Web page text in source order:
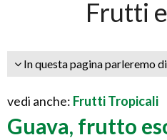
Frutti
In questa pagina parleremo
vedi anche: Frutti Tropicali
Guava, frutto